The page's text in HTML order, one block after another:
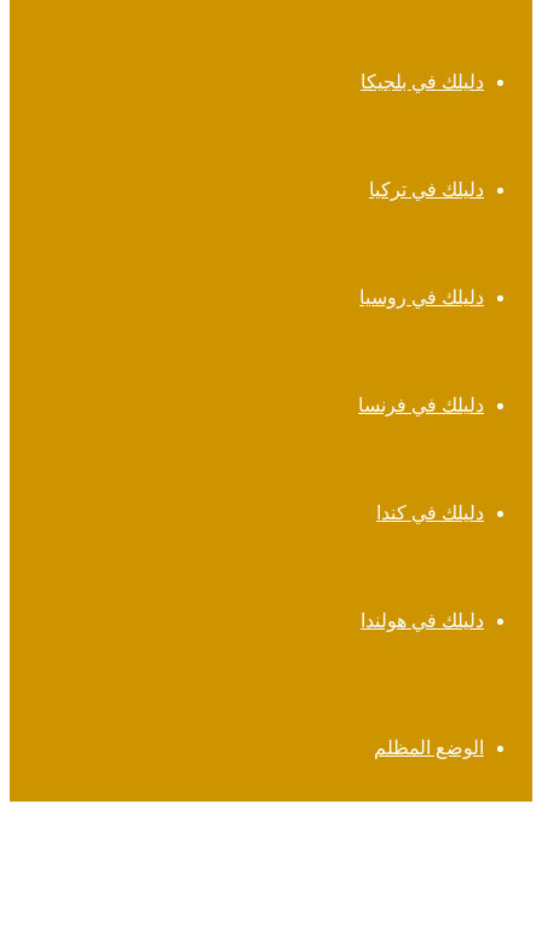
دليلك في بلجيكا
دليلك في تركيا
دليلك في روسيا
دليلك في فرنسا
دليلك في كندا
دليلك في هولندا
الوضع المظلم